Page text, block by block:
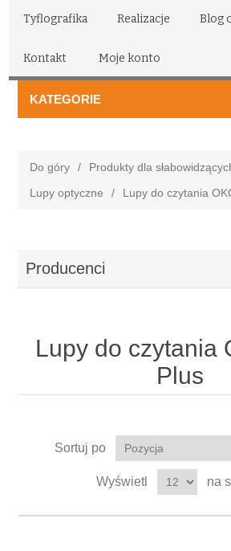
Tyflografika Realizacje Blog
Kontakt Moje konto
KATEGORIE
Do góry / Produkty dla
Lupy optyczne
/ Lupy do czytania
Producenci
Lupy do czytania
Plus
Sortuj po
Wyświetl na